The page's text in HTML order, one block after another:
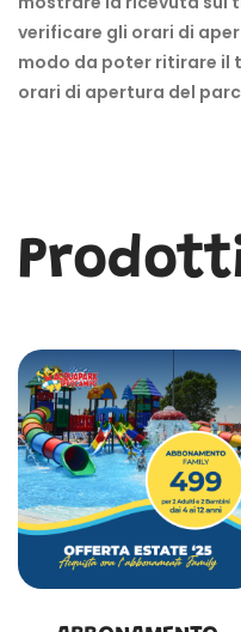
verificare gli orari di
modo da poter ritirare il
orari di apertura del
Aggiungi al carrello